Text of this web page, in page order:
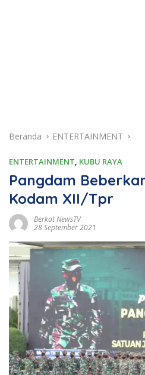
Beranda ENTERTAINMENT
ENTERTAINMENT, KUBU RAYA
Pangdam
Kodam XII/Tpr
Berkat NewsTV
28 September 2021